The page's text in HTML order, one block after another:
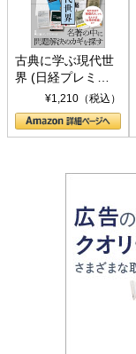
古典に学ぶ現代世
界 (日経プレミア
シリーズ)¥1,210（税込）